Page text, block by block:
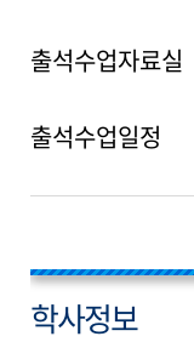
출석수업자료실
출석수업일정
학사정보